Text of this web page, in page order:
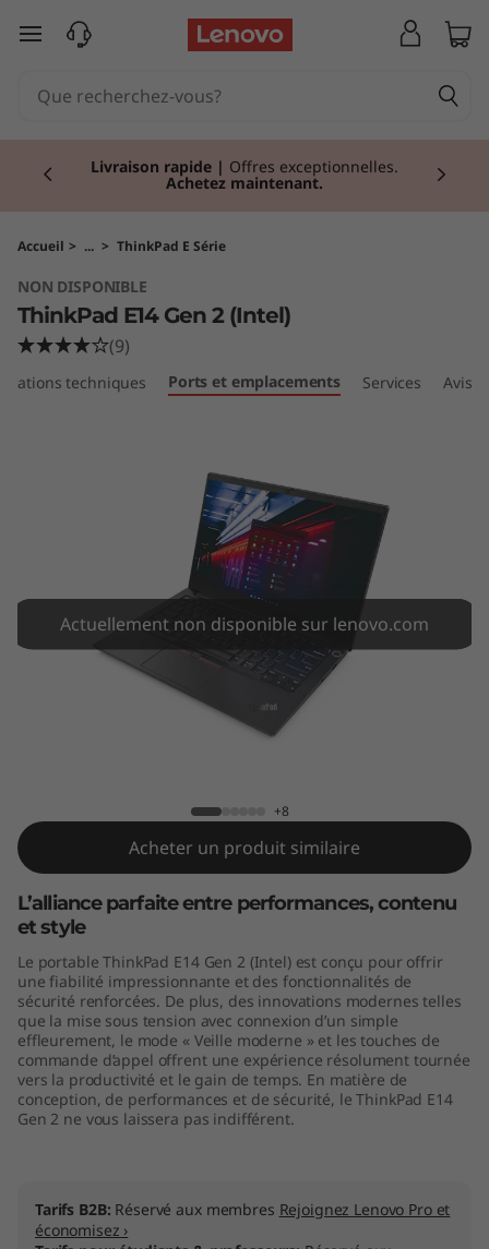
T
P
a
d
E
n
n
e
passer au contenu principal
Livraison rapide | Offres exceptionnelles.
Achetez maintenant.
Accueil > ... > ThinkPad E Série
NON DISPONIBLE
ThinkPad E14 Gen 2 (Intel)
(9)
techniques Ports et emplacements Services Avis
Actuellement non disponible sur lenovo.com
+8
Acheter un produit similaire
L’alliance parfaite entre performances, contenu
et style
Le portable ThinkPad E14 Gen 2 (Intel) est conçu pour offrir
une fiabilité impressionnante et des fonctionnalités de
sécurité renforcées. De plus, des innovations modernes telles
que la mise sous tension avec connexion d’un simple
effleurement, le mode « Veille moderne » et les touches de
commande d’appel offrent une expérience résolument tournée
vers la productivité et le gain de temps. En matière de
conception, de performances et de sécurité, le ThinkPad E14
Gen 2 ne vous laissera pas indifférent.
Tarifs B2B: Réservé aux membres Rejoignez Lenovo Pro et
économisez ›